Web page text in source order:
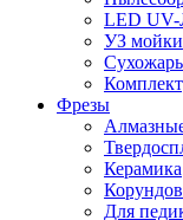
LED UV-
УЗ мойки
Фрезы
Керамика
Для